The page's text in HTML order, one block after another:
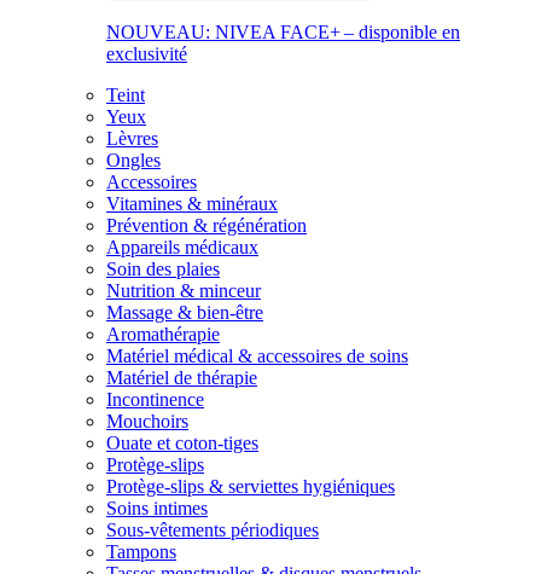
NOUVEAU: NIVEA FACE+ – disponible en
exclusivité
Teint
Yeux
Lèvres
Ongles
Accessoires
Vitamines & minéraux
Prévention & régénération
Appareils médicaux
Soin des plaies
Nutrition & minceur
Massage & bien-être
Aromathérapie
Matériel médical & accessoires de soins
Matériel de thérapie
Incontinence
Mouchoirs
Ouate et coton-tiges
Protège-slips
Protège-slips & serviettes hygiéniques
Soins intimes
Sous-vêtements périodiques
Tampons